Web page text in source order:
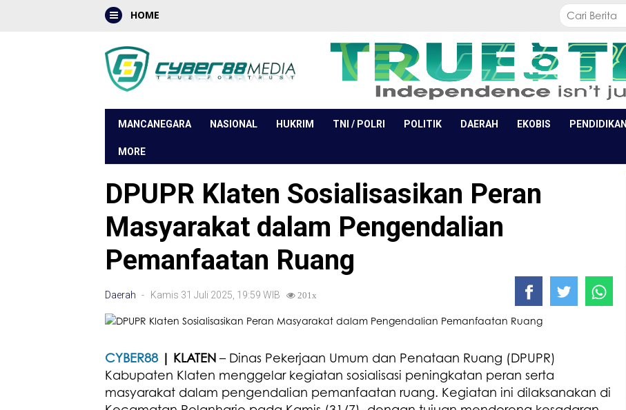
HOME
MANCANEGARA NASIONAL HUKRIM TNI / POLRI POLITIK DAERAH EKOBIS PENDIDIKAN
MORE
DPUPR Klaten Sosialisasikan Peran
Masyarakat dalam Pengendalian
Pemanfaatan Ruang
Daerah - Kamis 31 Juli 2025, 19:59 WIB 201x
CYBER88 | KLATEN– Dinas Pekerjaan Umum dan Penataan Ruang (DPUPR)
Kabupaten Klaten menggelar kegiatan sosialisasi peningkatan peran serta
masyarakat dalam pengendalian pemanfaatan ruang. Kegiatan ini dilaksanakan di